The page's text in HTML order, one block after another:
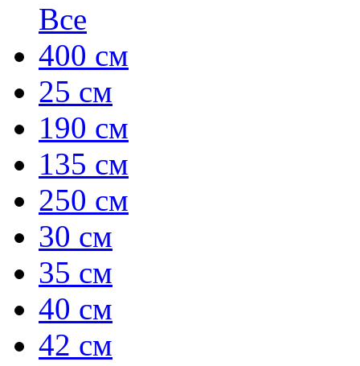
Все
400 см
25 см
190 см
135 см
250 см
30 см
35 см
40 см
42 см